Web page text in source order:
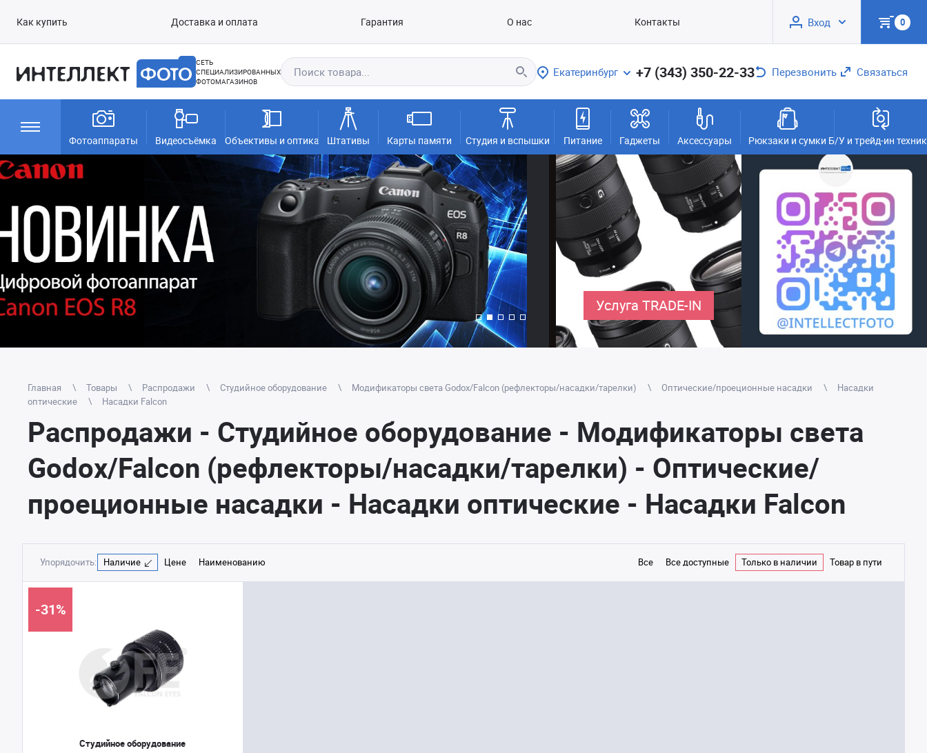
Как купить Доставка и оплата Гарантия О нас Контакты Вход 0
СЕТЬ
СПЕЦИАЛИЗИРОВАННЫХ
ФОТОМАГАЗИНОВ
Екатеринбург +7 (343) 350-22-33 Перезвонить Связаться
Фотоаппараты Видеосъёмка Объективы и оптика Штативы Карты памяти Студия и вспышки Питание Гаджеты Аксессуары Рюкзаки и сумки Б/У и трейд-ин
Услуга TRADE-IN
Главная Товары Распродажи Студийное оборудование Модификаторы света Godox/Falcon (рефлекторы/насадки/тарелки) Оптические/проеционные насадки
Насадки
оптические
Насадки Falcon
Распродажи - Студийное оборудование - Модификаторы света
Godox/Falcon (рефлекторы/насадки/тарелки) - Оптические/
проеционные насадки - Насадки оптические - Насадки Falcon
Упорядочить: Наличие Цене Наименованию Все Все доступные Только в наличии Товар в пути
Студийное оборудование
-31%